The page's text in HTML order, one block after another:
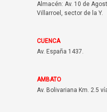
Almacén: Av. 10 de
Villarroel, sector de la Y.
CUENCA
Av. España 1437.
AMBATO
Av. Bolivariana Km. 2.5